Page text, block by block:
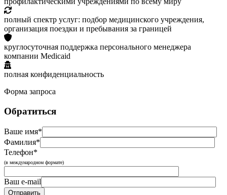
полный спектр услуг: подбор медицинского учреждения,
организация поездки и пребывания за границей
круглосуточная поддержка персонального менеджера
компании Medicaid
полная конфиденциальность
Форма запроса
Обратиться
Ваше имя*
Фамилия*
Телефон*
(в международном формате)
Ваш e-mail